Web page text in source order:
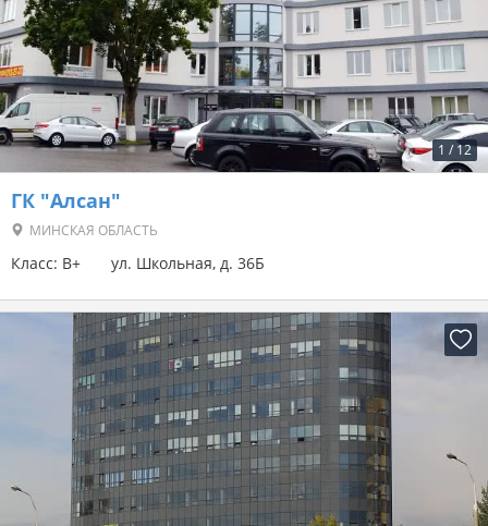
1 / 12
ГК "Алсан"
МИНСКАЯ ОБЛАСТЬ
Класс: B+ ул. Школьная, д. 36Б